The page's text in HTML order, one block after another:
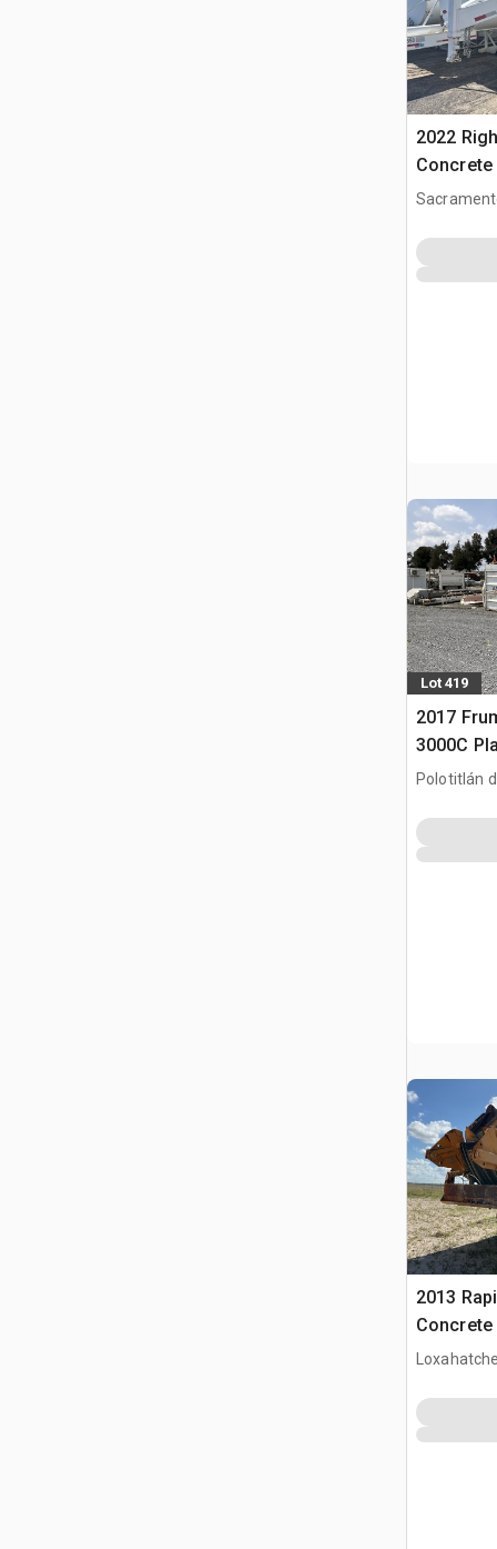
2022
Concrete
Lot 419
2017
3000C
Concrete
Polotitlán
2013